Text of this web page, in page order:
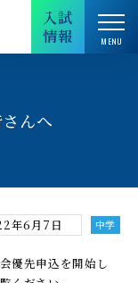
入試
情報
んへ
年6月7日 中学
優先申込を開始し